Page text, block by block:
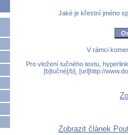
Jaké je křestní jméno
V rámci
Pro vložení tučného textu,
[b]tučné[/b], [url]http://
Zobrazit článek